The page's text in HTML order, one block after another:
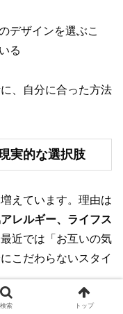
デザインを選ぶこ
る
、自分に合った方法
実的な選択肢
えています。理由は
レルギー、ライフス
近では「お互いの気
こだわらないスタイ
検索 トップ